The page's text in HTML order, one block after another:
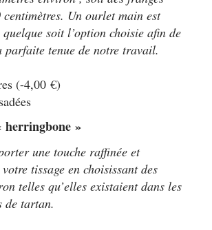
centimètres. Un ourlet main est
soit l’option choisie afin de
tenue de notre travail.
(-4,00€)
herringbone »
une touche raffinée et
tissage en choisissant des
telles qu’elles existaient dans les
de tartan.